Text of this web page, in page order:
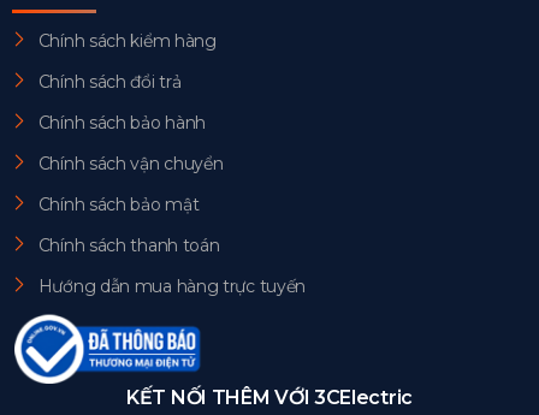
Chính sách kiểm hàng
Chính sách đổi trả
Chính sách bảo hành
Chính sách vận chuyển
Chính sách bảo mật
Chính sách thanh toán
Hướng dẫn mua hàng trực tuyến
KẾT NỐI THÊM VỚI 3CElectric